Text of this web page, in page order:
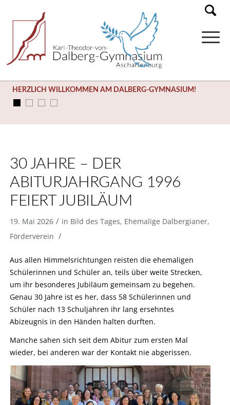
HERZLICH WILLKOMMEN AM DALBERG-GYMNASIUM!
30 JAHRE – DER
ABITURJAHRGANG 1996
FEIERT JUBILÄUM
19. Mai 2026 / in Bild des Tages, Ehemalige Dalbergianer,
Förderverein /
Aus allen Himmelsrichtungen reisten die ehemaligen
Schülerinnen und Schüler an, teils über weite Strecken,
um ihr besonderes Jubiläum gemeinsam zu begehen.
Genau 30 Jahre ist es her, dass 58 Schülerinnen und
Schüler nach 13 Schuljahren ihr lang ersehntes
Abizeugnis in den Händen halten durften.
Manche sahen sich seit dem Abitur zum ersten Mal
wieder, bei anderen war der Kontakt nie abgerissen.